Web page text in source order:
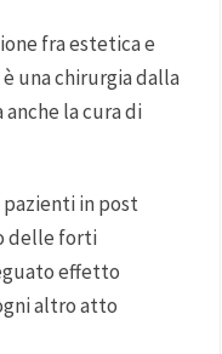
fra estetica e
una chirurgia dalla
la cura di
in post
delle forti
effetto
altro atto